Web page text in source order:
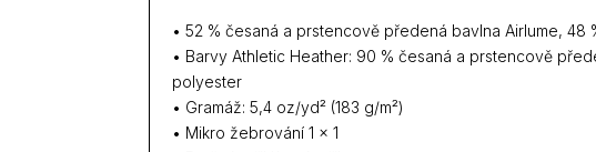
• 52 % česaná a prstencově předená bavlna Airlume, 48
• Barvy Athletic Heather: 90 % česaná a prstencově
polyester
• Gramáž: 5,4 oz/yd² (183 g/m²)
• Mikro žebrování 1 × 1